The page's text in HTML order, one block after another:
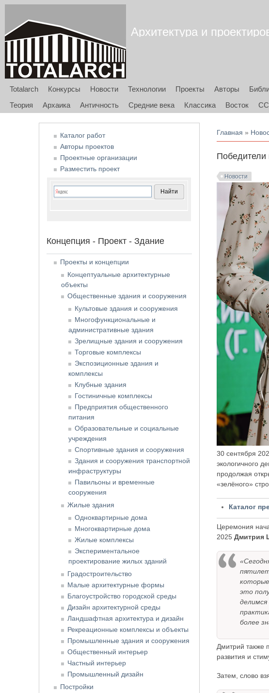
Архитектура и
Totalarch Конкурсы Новости Технологии Проекты Авторы
Теория
Архаика Античность Средние века Классика Восток
Вы здесь
Главная »
Победители
Новости
30 сентября
экологичного
продолжая
«зелёного»
Каталог
Церемония
2025Дмитрия
это
более
Дмитрий также
развития и
Затем, слово
Каталог работ
Авторы проектов
Проектные организации
Разместить проект
Концепция - Проект - Здание
Проекты и концепции
Концептуальные архитектурные
объекты
Общественные здания и сооружения
Культовые здания и сооружения
Многофункциональные и
административные здания
Зрелищные здания и сооружения
Торговые комплексы
Экспозиционные здания и
комплексы
Клубные здания
Гостиничные комплексы
Предприятия общественного
питания
Образовательные и социальные
учреждения
Спортивные здания и сооружения
Здания и сооружения транспортной
инфраструктуры
Павильоны и временные
сооружения
Жилые здания
Одноквартирные дома
Многоквартирные дома
Жилые комплексы
Экспериментальное
проектирование жилых зданий
Градостроительство
Малые архитектурные формы
Благоустройство городской среды
Дизайн архитектурной среды
Ландшафтная архитектура и дизайн
Рекреационные комплексы и объекты
Промышленные здания и сооружения
Общественный интерьер
Частный интерьер
Промышленный дизайн
Постройки